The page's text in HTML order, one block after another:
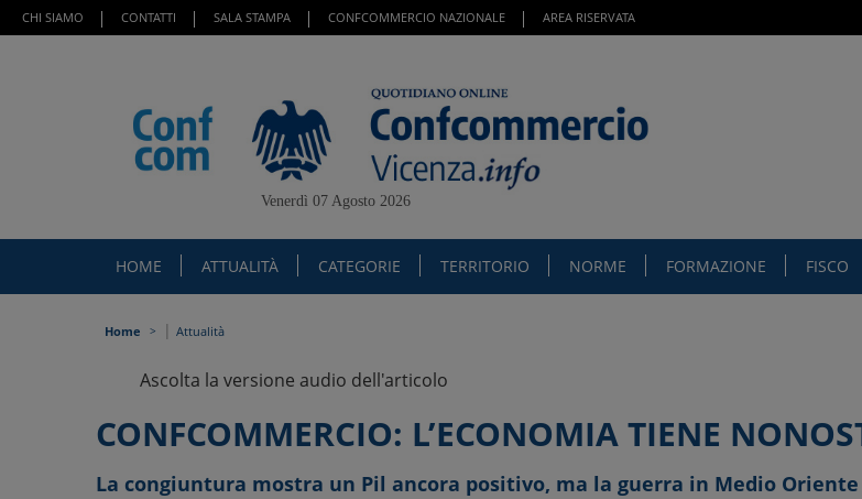
CHI SIAMO CONTATTI SALA STAMPA CONFCOMMERCIO NAZIONALE AREA RISERVATA
Venerdì 07 Agosto 2026
HOME ATTUALITÀ CATEGORIE TERRITORIO NORME FORMAZIONE FISCO
Home | Attualità
Ascolta la versione audio dell'articolo
CONFCOMMERCIO: L’ECONOMIA TIENE
La congiuntura mostra un Pil ancora positivo, ma la guerra in Medio